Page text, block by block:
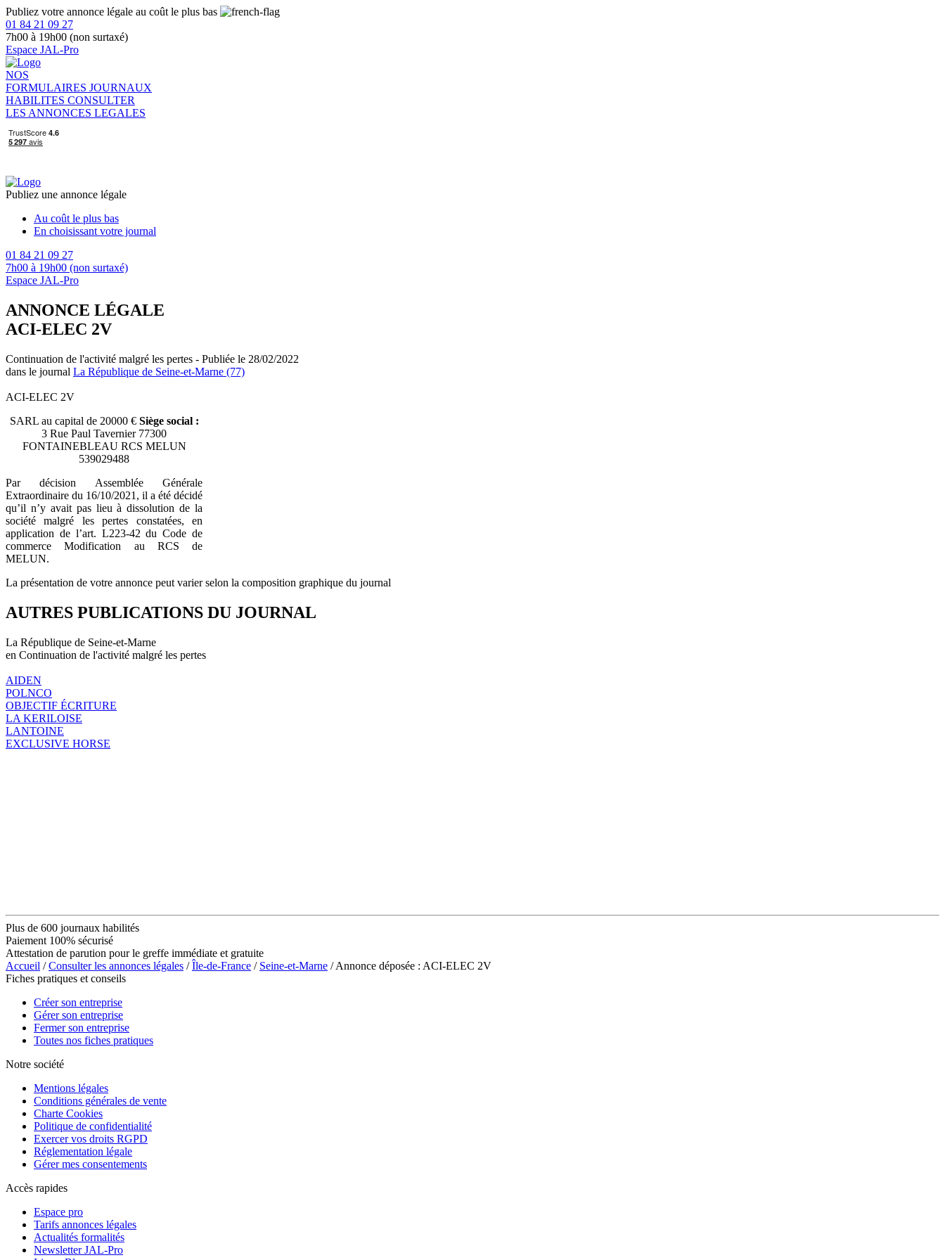
Publiez votre annonce légale au coût le plus bas
01 84 21 09 27
7h00 à 19h00 (non surtaxé)
Espace JAL-Pro
NOS
FORMULAIRES JOURNAUX
HABILITES CONSULTER
LES ANNONCES LEGALES
Publiez une annonce légale
Au coût le plus bas
En choisissant votre journal
01 84 21 09 27
7h00 à 19h00 (non surtaxé)
Espace JAL-Pro
ANNONCE LÉGALE
ACI-ELEC 2V
Continuation de l'activité malgré les pertes - Publiée le 28/02/2022
dans le journal La République de Seine-et-Marne (77)
ACI-ELEC 2V
SARL au capital de 20000 € Siège social :
3 Rue Paul Tavernier 77300
FONTAINEBLEAU RCS MELUN
539029488
Par décision Assemblée Générale
Extraordinaire du 16/10/2021, il a été décidé
qu’il n’y avait pas lieu à dissolution de la
société malgré les pertes constatées, en
application de l’art. L223-42 du Code de
commerce Modification au RCS de
MELUN.
La présentation de votre annonce peut varier selon la composition graphique du journal
AUTRES PUBLICATIONS DU JOURNAL
La République de Seine-et-Marne
en Continuation de l'activité malgré les pertes
AIDEN
POLNCO
OBJECTIF ÉCRITURE
LA KERILOISE
LANTOINE
EXCLUSIVE HORSE
Plus de 600 journaux habilités
Paiement 100% sécurisé
Attestation de parution pour le greffe immédiate et gratuite
Accueil /Consulter les annonces légales /Île-de-France / Seine-et-Marne / Annonce déposée : ACI-ELEC 2V
Fiches pratiques et conseils
Créer son entreprise
Gérer son entreprise
Fermer son entreprise
Toutes nos fiches pratiques
Notre société
Mentions légales
Conditions générales de vente
Charte Cookies
Politique de confidentialité
Exercer vos droits RGPD
Réglementation légale
Gérer mes consentements
Accès rapides
Espace pro
Tarifs annonces légales
Actualités formalités
Newsletter JAL-Pro